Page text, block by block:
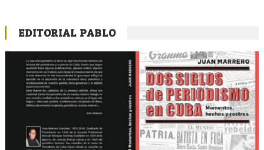
EDITORIAL PABLO